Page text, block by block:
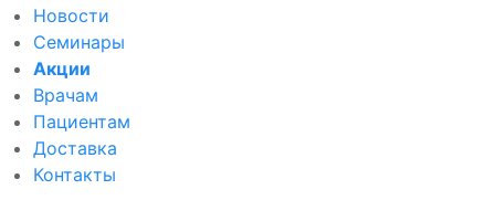
Новости
Семинары
Акции
Врачам
Пациентам
Доставка
Контакты